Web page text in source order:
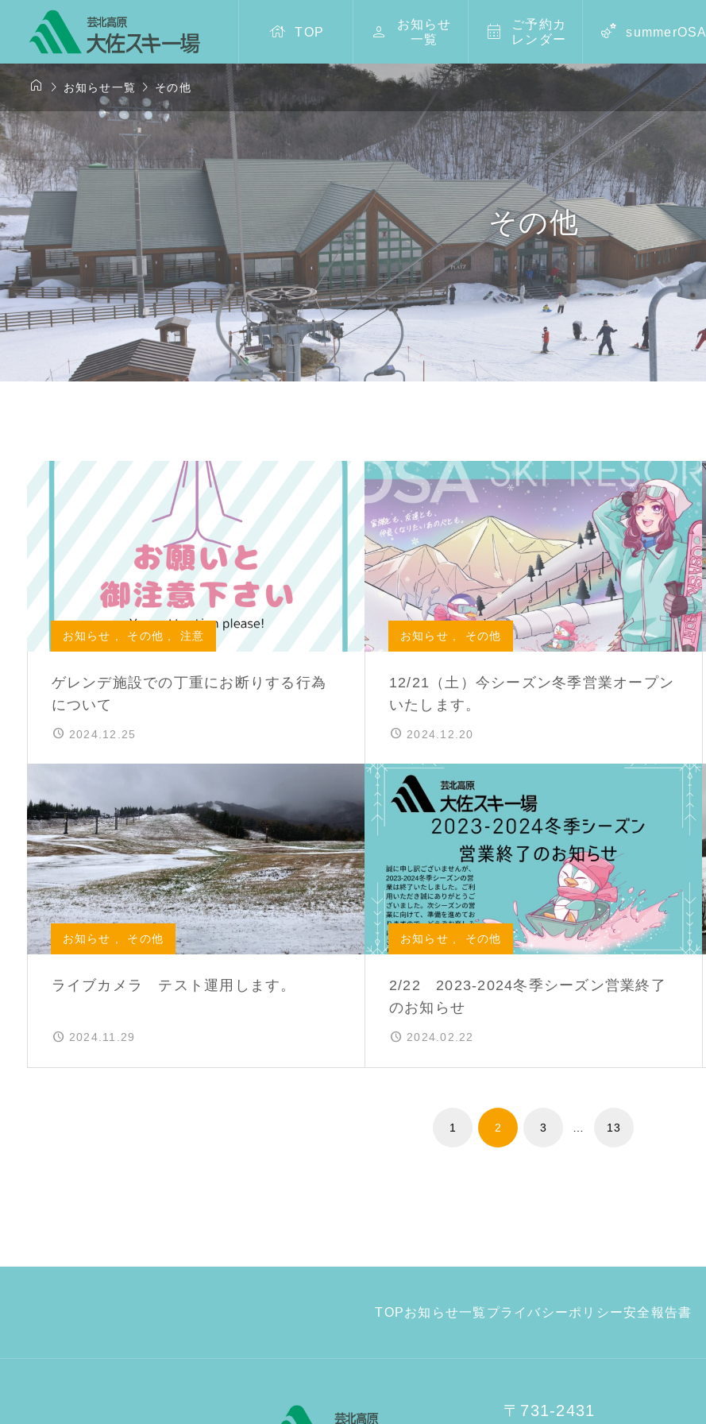
 TOP 
お知らせ
一覧

ご予約カ
レンダー
 summerOSA
  お知らせ一覧 その他
その他
お知らせ その他 注意
ゲレンデ施設での丁重にお断りする行為
について
2024.12.25
お知らせ その他
12/21（土）今シーズン冬季営業オープン
いたします。
2024.12.20
お知らせ , その他
ライブカメラ テスト運用します。
2024.11.29
お知らせ , その他
2/22 2023-2024冬季シーズン営業終了
のお知らせ
2024.02.22
1 2 3 13
TOPお知らせ一覧 プライバシーポリシー安全報告書
〒731-2431